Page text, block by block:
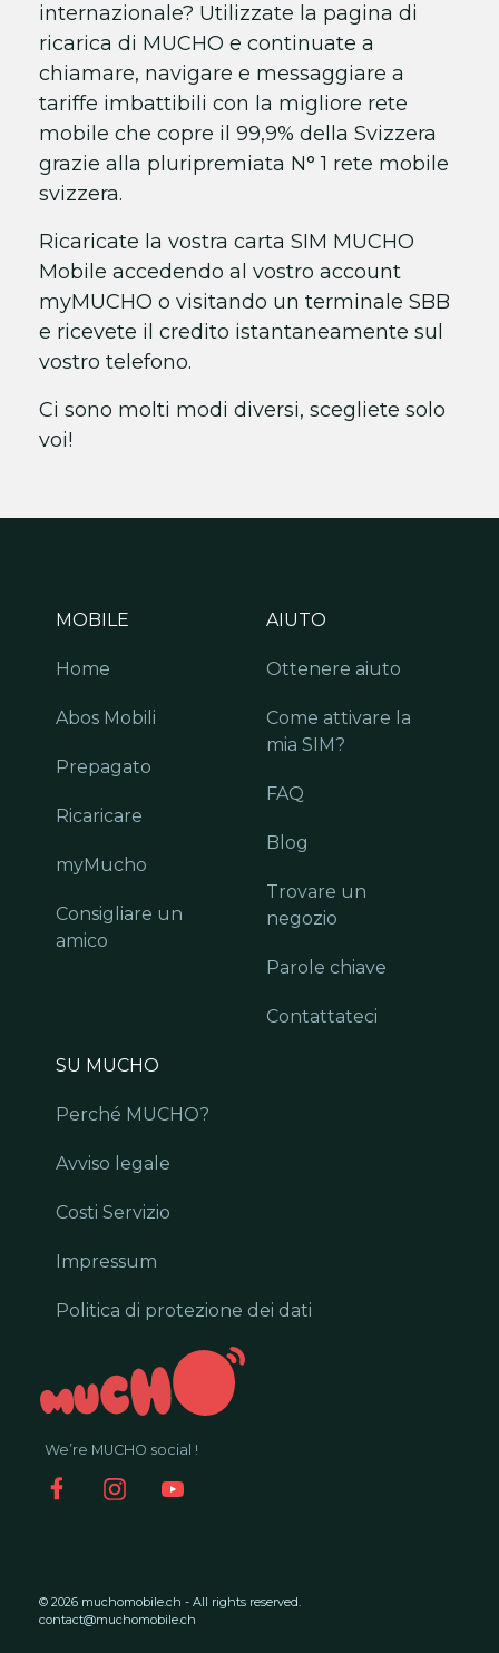
internazionale? Utilizzate la pagina di
ricarica di MUCHO e continuate a
chiamare, navigare e messaggiare a
tariffe imbattibili con la migliore rete
mobile che copre il 99,9% della Svizzera
grazie alla pluripremiata N° 1 rete mobile
svizzera.
Ricaricate la vostra carta SIM MUCHO
Mobile accedendo al vostro account
myMUCHO o visitando un terminale SBB
e ricevete il credito istantaneamente sul
vostro telefono.
Ci sono molti modi diversi, scegliete solo
voi!
We’re MUCHO social !
© 2026 muchomobile.ch - All rights reserved.
contact@muchomobile.ch
MOBILE
Home
Abos Mobili
Prepagato
Ricaricare
myMucho
Consigliare un
amico
AIUTO
Ottenere aiuto
Come attivare la
mia SIM?
FAQ
Blog
Trovare un
negozio
Parole chiave
Contattateci
SU MUCHO
Perché MUCHO?
Avviso legale
Costi Servizio
Impressum
Politica di protezione dei dati